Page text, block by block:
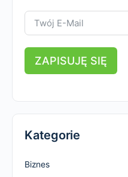
ZAPISUJĘ SIĘ
Kategorie
Biznes